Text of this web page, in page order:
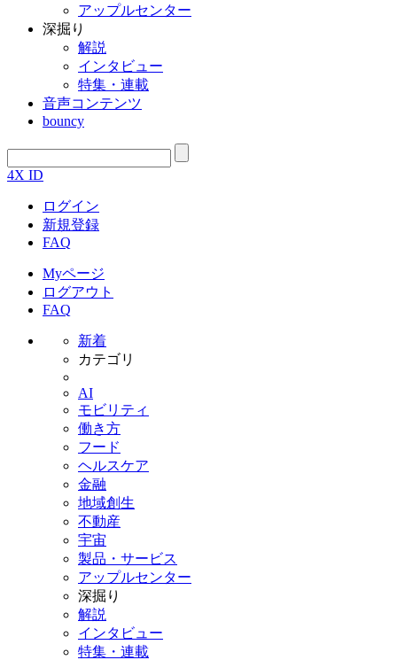
アップルセンター
深掘り
解説
インタビュー
特集・連載
音声コンテンツ
bouncy
4X ID
ログイン
新規登録
FAQ
Myページ
ログアウト
FAQ
新着
カテゴリ
AI
モビリティ
働き方
フード
ヘルスケア
金融
地域創生
不動産
宇宙
製品・サービス
アップルセンター
深掘り
解説
インタビュー
特集・連載